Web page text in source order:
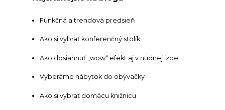
Funkčná a trendová predsieň
Ako si vybrať konferenčný stolík
Ako dosiahnuť „wow“ efekt aj v nudnej izbe
Vyberáme nábytok do obývačky
Ako si vybrať domácu knižnicu